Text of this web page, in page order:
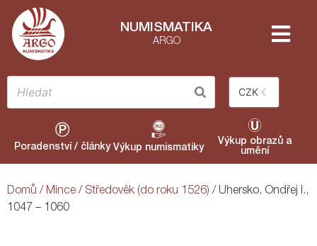
NUMISMATIKA
ARGO
CZK
Poradenství / články Výkup numismatiky
Výkup obrazů a
umění
Domů / Mince / Středověk (do roku 1526) / Uhersko, Ondřej I.,
1047 – 1060